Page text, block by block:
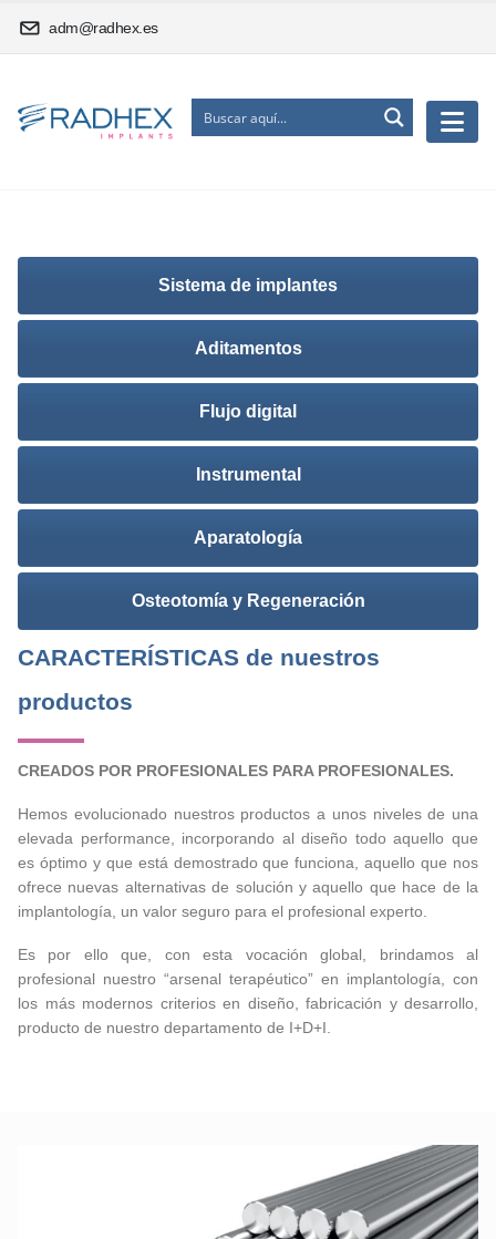
adm@radhex.es
Sistema de implantes
Aditamentos
Flujo digital
Instrumental
Aparatología
Osteotomía y Regeneración
CARACTERÍSTICAS de nuestros
productos
CREADOS POR PROFESIONALES PARA PROFESIONALES.
Hemos evolucionado nuestros productos a unos niveles de una
elevada performance, incorporando al diseño todo aquello que
es óptimo y que está demostrado que funciona, aquello que nos
ofrece nuevas alternativas de solución y aquello que hace de la
implantología, un valor seguro para el profesional experto.
Es por ello que, con esta vocación global, brindamos al
profesional nuestro “arsenal terapéutico” en implantología, con
los más modernos criterios en diseño, fabricación y desarrollo,
producto de nuestro departamento de I+D+I.